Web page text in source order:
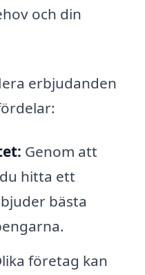
och din
erbjudanden
Genom att
hitta ett
bästa
företag kan